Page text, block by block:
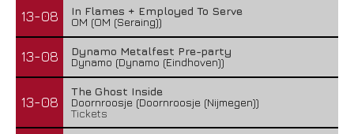
13-08
In Flames + Employed To Serve
OM (OM (Seraing))
13-08
Dynamo Metalfest Pre-party
Dynamo (Dynamo (Eindhoven))
13-08
The Ghost Inside
Doornroosje (Doornroosje (Nijmegen))
Tickets